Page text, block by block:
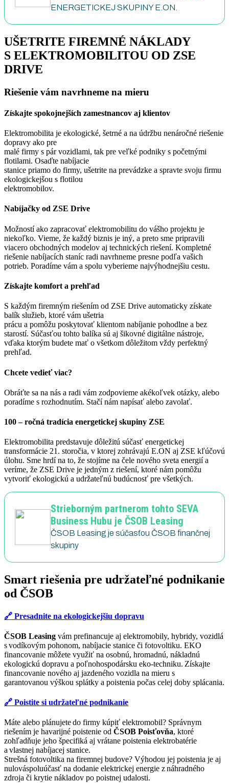
ENERGETICKEJ SKUPINY E.ON.
UŠETRITE FIREMNÉ NÁKLADY
S ELEKTROMOBILITOU OD ZSE
DRIVE
Riešenie vám navrhneme na mieru
Získajte spokojnejších zamestnancov aj klientov
Elektromobilita je ekologické, šetrné a na údržbu nenáročné riešenie
dopravy ako pre
malé firmy s pár vozidlami, tak pre veľké podniky s početnými
flotilami. Osaďte nabíjacie
stanice priamo do firmy, ušetrite na prevádzke a spravte svoju firmu
ekologickejšou s flotilou
elektromobilov.
Nabíjačky od ZSE Drive
Možností ako zapracovať elektromobilitu do vášho projektu je
niekoľko. Vieme, že každý biznis je iný, a preto sme pripravili
viacero obchodných modelov aj technických riešení. Kompletné
riešenie nabíjacích staníc radi navrhneme presne podľa vašich
potrieb. Poradíme vám a spolu vyberieme najvýhodnejšiu cestu.
Získajte komfort a prehľad
S každým firemným riešením od ZSE Drive automaticky získate
balík služieb, ktoré vám ušetria
prácu a pomôžu poskytovať klientom nabíjanie pohodlne a bez
starostí. Súčasťou tohto balíka sú aj šikovné digitálne nástroje,
vďaka ktorým budete mať o všetkom dôležitom vždy perfektný
prehľad.
Chcete vedieť viac?
Obráťte sa na nás a radi vám zodpovieme akékoľvek otázky, alebo
poradíme s rozhodnutím. Stačí nám napísať alebo zavolať.
100 – ročná tradícia energetickej skupiny ZSE
Elektromobilita predstavuje dôležitú súčasť energetickej
transformácie 21. storočia, v ktorej zohrávajú E.ON aj ZSE kľúčovú
úlohu. Sme hrdí na to, že stojíme na čele nového sveta energií a
veríme, že ZSE Drive je jedným z riešení, ktoré nám pomôžu
vytvoriť ekologickú a udržateľnú budúcnosť pre všetkých.
Strieborným partnerom tohto SEVA
Business Hubu je ČSOB Leasing
ČSOB Leasing je súčasťou ČSOB finančnej
skupiny
Smart riešenia pre udržateľné podnikanie
od ČSOB
🔗 Presadnite na ekologickejšiu dopravu
ČSOB Leasing vám prefinancuje aj elektromobily, hybridy, vozidlá
s vodíkovým pohonom, nabíjacie stanice či fotovoltiku. EKO
financovanie môžete využiť na osobnú, hromadnú, nákladnú
ekologickú dopravu a poľnohospodársku eko-techniku. Získajte
financovanie nového aj jazdeného vozidla na mieru s
garantovanou výškou splátky a poistenia počas celej doby splácania.
🔗 Poistite si udržateľné podnikanie
Máte alebo plánujete do firmy kúpiť elektromobil? Správnym
riešením je havarijné poistenie od ČSOB Poisťovňa, ktoré
zohľadňuje jeho špecifiká aj vrátane poistenia elektrobatérie
a vlastnej nabíjacej stanice.
Strešná fotovoltika na firemnej budove? Výhodou jej poistenia je aj
nulová​​​spoluúčasť na dodanie elektrickej energie z náhradného
zdroja či krytie nákladov po poistnej udalosti.